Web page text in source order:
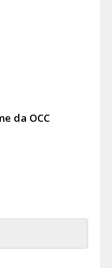
da OCC